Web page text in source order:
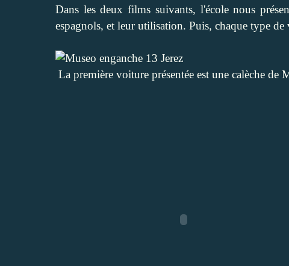
Dans les deux films suivants, l'école nous
espagnols, et leur utilisation. Puis, chaque type de
La première voiture présentée est une calèche de